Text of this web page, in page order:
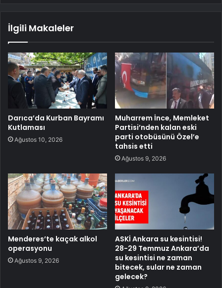
İlgili Makaleler
Darıca’da Kurban Bayramı
Kutlaması
Ağustos 10, 2026
Muharrem İnce, Memleket
Partisi’nden kalan eski
parti otobüsünü Özel’e
tahsis etti
Ağustos 9, 2026
Menderes’te kaçak alkol
operasyonu
Ağustos 9, 2026
ASKİ Ankara su kesintisi!
28-29 Temmuz Ankara’da
su kesintisi ne zaman
bitecek, sular ne zaman
gelecek?